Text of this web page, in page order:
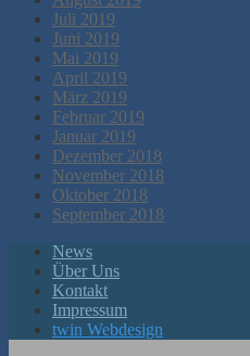
Juli 2019
Juni 2019
Mai 2019
April 2019
März 2019
Februar 2019
Januar 2019
Dezember 2018
November 2018
Oktober 2018
September 2018
News
Über Uns
Kontakt
Impressum
twin Webdesign